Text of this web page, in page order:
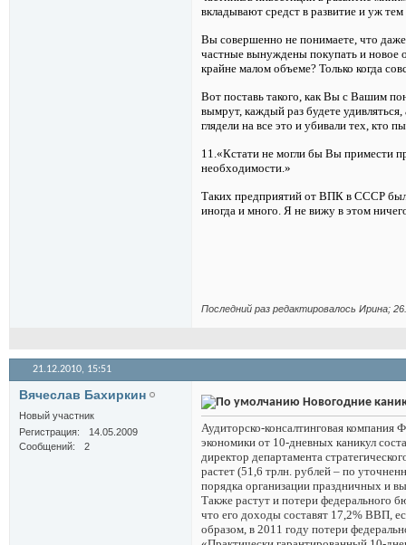
вкладывают средст в развитие и уж
Вы совершенно не понимаете, что
частные вынуждены покупать и новое
крайне малом объеме? Только когда
Вот поставь такого, как Вы с Вашим
вымрут, каждый раз будете
глядели на все это и убивали тех, кто
11.«Кстати не могли бы Вы примести
необходимости.»
Таких предприятий от ВПК в СССР
иногда и много. Я не вижу в этом
Последний раз редактировалось Иринa;
21.12.2010, 15:51
Вячеслав Бахиркин
Новый участник
Регистрация
14.05.2009
Сообщений
2
Новогодние
Аудиторско-консалтинговая
экономики от 10-дневных каникул
директор департамента
растет (51,6 трлн. рублей – по
порядка организации праздничных и
Также растут и потери федерального
что его доходы составят 17,2% ВВП,
образом, в 2011 году потери